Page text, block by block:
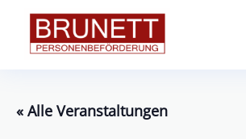
« Alle Veranstaltungen